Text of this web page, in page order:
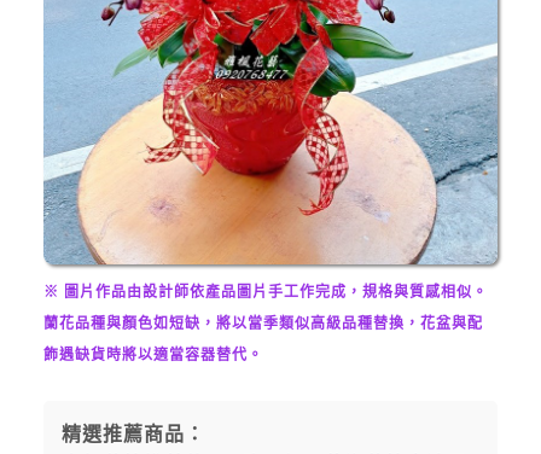
※ 圖片作品由設計師依產品圖片手工作完成，規格與質感相似。
蘭花品種與顏色如短缺，將以當季類似高級品種替換，花盆與配
飾遇缺貨時將以適當容器替代。
精選推薦商品：